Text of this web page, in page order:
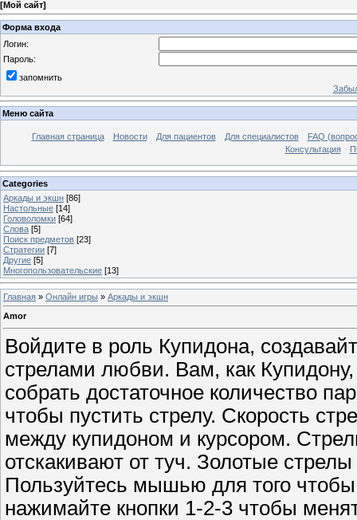
[Мой сайт]
Форма входа
Логин:
Пароль:
запомнить
Меню сайта
Главная страница Новости Для пациентов Для специалистов
FAQ
Консультация
Categories
Аркады и экшн [86]
Настольные [14]
Головоломки [64]
Слова [5]
Поиск предметов [23]
Стратегии [7]
Другие [5]
Многопользовательские [13]
Главная » Онлайн игры » Аркады и экшн
Amor
Войдите в роль Купидона,
стрелами любви. Вам, как
собрать достаточное количество
чтобы пустить стрелу. Скорость
между купидоном и курсором.
отскакивают от туч. Золотые
Пользуйтесь мышью для того
нажимайте кнопки 1-2-3 чтобы